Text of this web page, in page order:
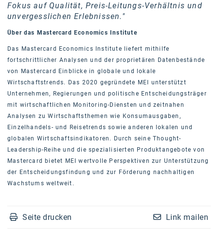
Fokus auf Qualität, Preis-Leitungs-Verhältnis und
unvergesslichen Erlebnissen."
Über das Mastercard Economics Institute
Das Mastercard Economics Institute liefert mithilfe
fortschrittlicher Analysen und der proprietären Datenbestände
von Mastercard Einblicke in globale und lokale
Wirtschaftstrends. Das 2020 gegründete MEI unterstützt
Unternehmen, Regierungen und politische Entscheidungsträger
mit wirtschaftlichen Monitoring-Diensten und zeitnahen
Analysen zu Wirtschaftsthemen wie Konsumausgaben,
Einzelhandels- und Reisetrends sowie anderen lokalen und
globalen Wirtschaftsindikatoren. Durch seine Thought-
Leadership-Reihe und die spezialisierten Produktangebote von
Mastercard bietet MEI wertvolle Perspektiven zur Unterstützung
der Entscheidungsfindung und zur Förderung nachhaltigen
Wachstums weltweit.
Seite drucken Link mailen